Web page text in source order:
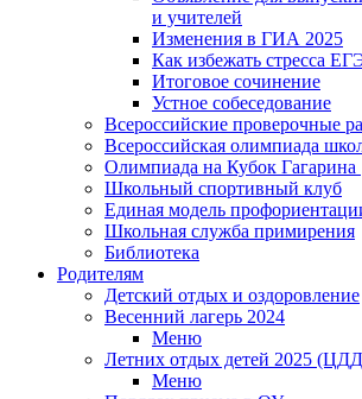
и учителей
Изменения в ГИА 2025
Как избежать стресса
Итоговое сочинение
Устное собеседование
Всероссийские проверочные
Всероссийская олимпиада
Олимпиада на Кубок Гагарина
Школьный спортивный клуб
Единая модель
Школьная служба примирения
Библиотека
Родителям
Детский отдых и оздоровление
Весенний лагерь 2024
Меню
Летних отдых детей 2025
Меню